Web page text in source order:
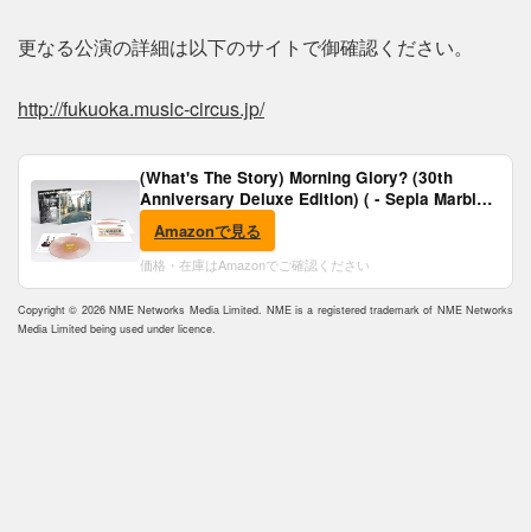
更なる公演の詳細は以下のサイトで御確認ください。
http://fukuoka.music-circus.jp/
(What's The Story) Morning Glory? (30th
Anniversary Deluxe Edition) ( - Sepia Marble
Vinyl) [Analog]
Amazonで見る
価格・在庫はAmazonでご確認ください
Copyright © 2026 NME Networks Media Limited. NME is a registered trademark of NME Networks
Media Limited being used under licence.